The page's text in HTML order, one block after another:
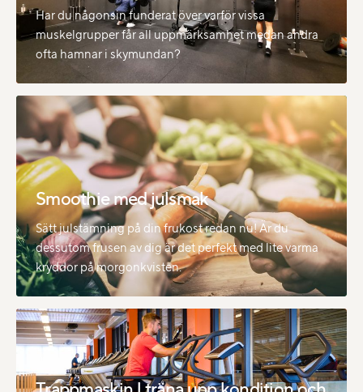
Har du någonsin funderat över varför vissa
muskelgrupper får all uppmärksamhet medan andra
ofta hamnar i skymundan?
Smoothie med julsmak
Sätt julstämning på din frukost redan nu! Är du
dessutom frusen av dig är det perfekt med lite varma
kryddor på morgonkvisten.